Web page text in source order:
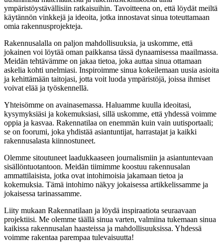
ympäristöystävällisiin ratkaisuihin. Tavoitteena on, että löydät meiltä
käytännön vinkkejä ja ideoita, jotka innostavat sinua toteuttamaan
omia rakennusprojekteja.
Rakennusalalla on paljon mahdollisuuksia, ja uskomme, että
jokainen voi löytää oman paikkansa tässä dynaamisessa maailmassa.
Meidän tehtävämme on jakaa tietoa, joka auttaa sinua ottamaan
askelia kohti unelmiasi. Inspiroimme sinua kokeilemaan uusia asioita
ja kehittämään taitojasi, jotta voit luoda ympäristöjä, joissa ihmiset
voivat elää ja työskennellä.
Yhteisömme on avainasemassa. Haluamme kuulla ideoitasi,
kysymyksiäsi ja kokemuksiasi, sillä uskomme, että yhdessä voimme
oppia ja kasvaa. Rakennatilaa on enemmän kuin vain uutisportaali;
se on foorumi, joka yhdistää asiantuntijat, harrastajat ja kaikki
rakennusalasta kiinnostuneet.
Olemme sitoutuneet laadukkaaseen journalismiin ja asiantuntevaan
sisällöntuotantoon. Meidän tiimimme koostuu rakennusalan
ammattilaisista, jotka ovat intohimoisia jakamaan tietoa ja
kokemuksia. Tämä intohimo näkyy jokaisessa artikkelissamme ja
jokaisessa tarinassamme.
Liity mukaan Rakennatilaan ja löydä inspiraatiota seuraavaan
projektiisi. Me olemme täällä sinua varten, valmiina tukemaan sinua
kaikissa rakennusalan haasteissa ja mahdollisuuksissa. Yhdessä
voimme rakentaa parempaa tulevaisuutta!